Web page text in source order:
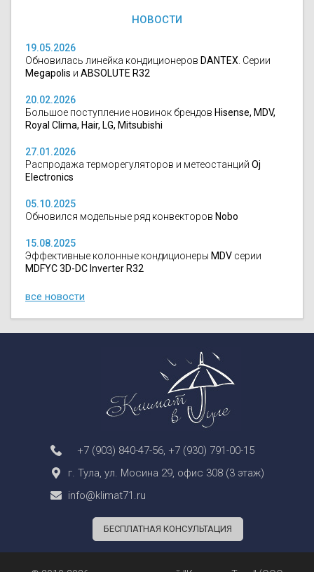
НОВОСТИ
19.05.2026
Обновилась линейка кондиционеров DANTEX . Серии
Megapolis и ABSOLUTE R32
20.02.2026
Большое поступление новинок брендов Hisense, MDV,
Royal Clima, Hair, LG, Mitsubishi
27.01.2026
Распродажа терморегуляторов и метеостанций Oj
Electronics
05.10.2025
Обновился модельные ряд конвекторов Nobo
15.08.2025
Эффективные колонные кондиционеры MDV серии
MDFYC 3D-DC Inverter R32
все новости
+7 (903) 840-47-56 +7 (930) 791-00-15
г. Тула, ул. Мосина 29, офис 308 (3 этаж)
info@klimat71.ru
БЕСПЛАТНАЯ КОНСУЛЬТАЦИЯ